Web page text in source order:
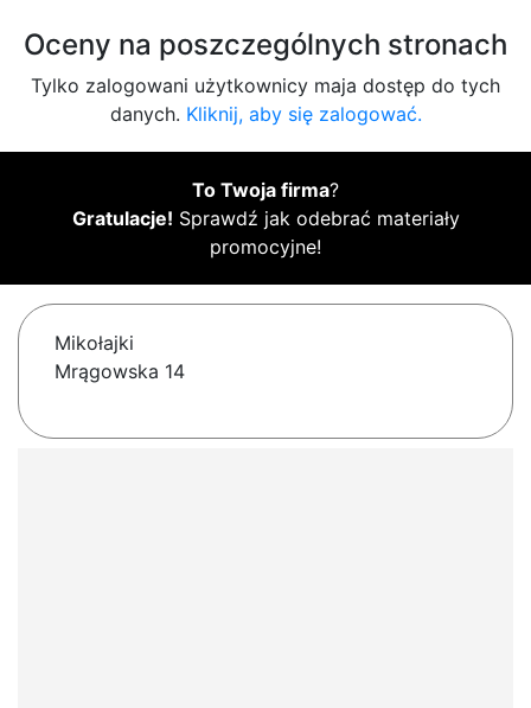
Oceny na poszczególnych stronach
Tylko zalogowani użytkownicy maja dostęp do tych
danych. Kliknij, aby się zalogować.
To Twoja firma?
Gratulacje! Sprawdź jak odebrać materiały
promocyjne!
Mikołajki
Mrągowska 14